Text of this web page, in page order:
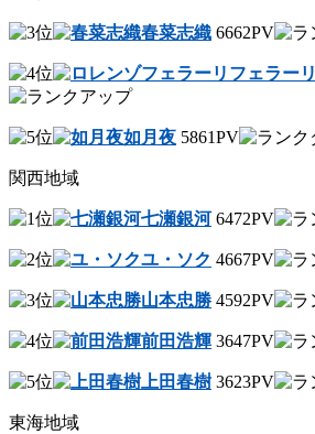
春菜志織 6662PV
フェラーリ
如月夜 5861PV
関西地域
七瀬銀河 6472PV
ユ・ソク 4667PV
山本忠勝 4592PV
前田浩輝 3647PV
上田春樹 3623PV
東海地域